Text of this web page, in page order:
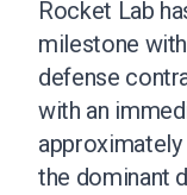
Rocket Lab
milestone
defense
with an
the dominant